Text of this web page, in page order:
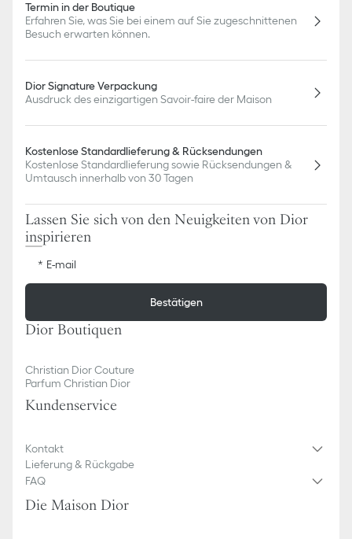
Termin in der Boutique
Erfahren Sie, was Sie bei einem auf Sie zugeschnittenen
Besuch erwarten können.
Dior Signature Verpackung
Ausdruck des einzigartigen Savoir-faire der Maison
Kostenlose Standardlieferung & Rücksendungen
Kostenlose Standardlieferung sowie Rücksendungen &
Umtausch innerhalb von 30 Tagen
Lassen Sie sich von den Neuigkeiten von Dior
inspirieren
E-mail
Bestätigen
Dior Boutiquen
Christian Dior Couture
Parfum Christian Dior
Kundenservice
Kontakt
Lieferung & Rückgabe
FAQ
Die Maison Dior